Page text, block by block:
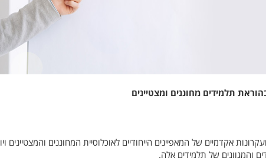
תלמידים מחוננים ומצטיינים
אקדמיים של המאפיינים הייחודיים לאוכלוסיית המחוננים והמצטיינים
והמגוונים של תלמידים אלה.